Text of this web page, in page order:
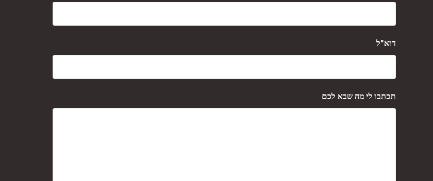
דוא"ל
תכתבו לי מה שבא לכם